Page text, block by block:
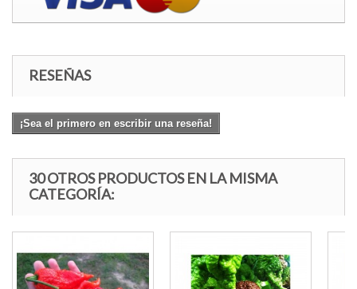
RESEÑAS
¡Sea el primero en escribir una reseña!
30 OTROS PRODUCTOS EN LA MISMA
CATEGORÍA: